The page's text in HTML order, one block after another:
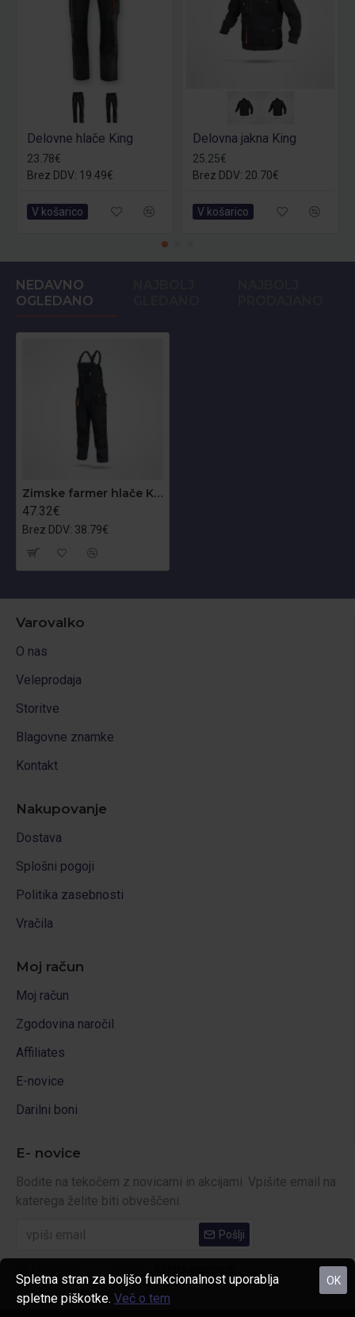
Delovne hlače King
23.78€
Brez DDV: 19.49€
V košarico
Delovna jakna King
25.25€
Brez DDV: 20.70€
V košarico
NEDAVNO
OGLEDANO
Zimske farmer hlače King
47.32€
Brez DDV: 38.79€
Varovalko
O nas
Veleprodaja
Storitve
Blagovne znamke
Kontakt
Nakupovanje
Dostava
Splošni pogoji
Politika zasebnosti
Vračila
Moj račun
Moj račun
Zgodovina naročil
Affiliates
E-novice
Darilni boni
E- novice
Bodite na tekočem z novicami in akcijami. Vpišite email na
katerega želite biti obveščeni.
Pošlji
OK
Spletna stran za boljšo funkcionalnost uporablja
spletne piškotke. Več o tem